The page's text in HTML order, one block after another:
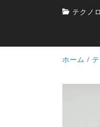
テクノ
ホーム